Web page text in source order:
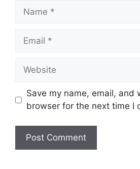
Name
Email
Website
Save my name, email, and
browser for the next time I